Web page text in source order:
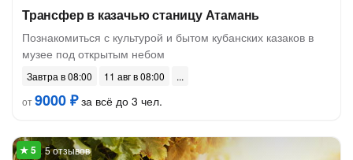
Трансфер в казачью станицу Атамань
Познакомиться с культурой и бытом кубанских казаков в
музее под открытым небом
Завтра в 08:00
11 авг в 08:00
от9000 ₽за всё до 3 чел.
5 отзывов